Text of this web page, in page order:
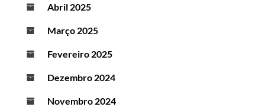
Abril 2025
Março 2025
Fevereiro 2025
Dezembro 2024
Novembro 2024